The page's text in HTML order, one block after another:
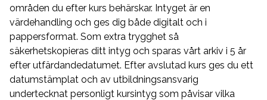
områden du efter kurs behärskar. Intyget är en
värdehandling och ges dig både digitalt och i
pappersformat. Som extra trygghet så
säkerhetskopieras ditt intyg och sparas vårt arkiv i 5 år
efter utfärdandedatumet. Efter avslutad kurs ges du ett
datumstämplat och av utbildningsansvarig
undertecknat personligt kursintyg som påvisar vilka